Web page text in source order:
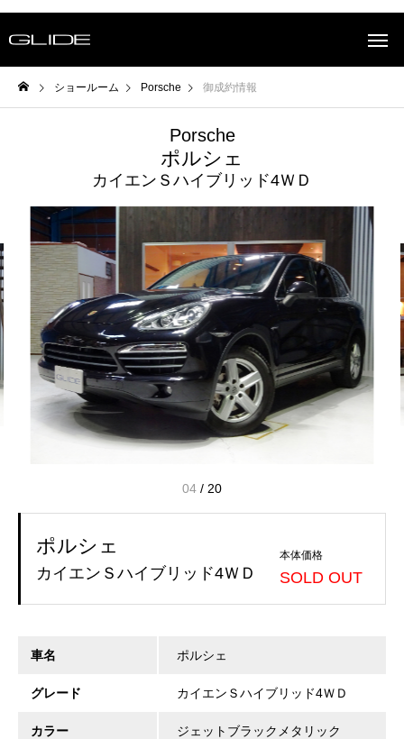
ショールーム Porsche 御成約情報
Porsche
ポルシェ
カイエンＳハイブリッド4ＷＤ
04 / 20
ポルシェ
カイエンＳハイブリッド4ＷＤ
本体価格
SOLD OUT
車名 ポルシェ
グレード カイエンＳハイブリッド4ＷＤ
カラー ジェットブラックメタリック